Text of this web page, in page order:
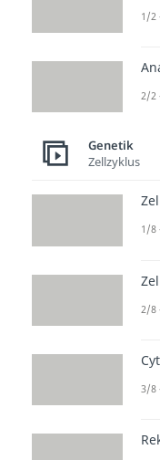
1/2
2/2
Genetik
Zellzyklus
1/8
2/8
3/8